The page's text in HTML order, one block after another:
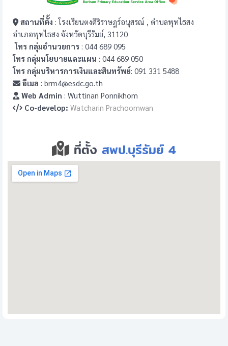
สถานที่ตั้ง : โรงเรียนตงศิริราษฎร์อนุสรณ์ , ตำบลพุทไธสง
อำเภอพุทไธสง จังหวัดบุรีรัมย์, 31120
โทร กลุ่มอำนวยการ : 044 689 095
โทร กลุ่มนโยบายและแผน : 044 689 050
โทร กลุ่มบริหารการเงินและสินทรัพย์: 091 331 5488
อีเมล : brm4@esdc.go.th
Web Admin : Wuttinan Ponnikhom
Co-develop: Watcharin Prachoomwan
ที่ตั้ง สพป.บุรีรัมย์ 4